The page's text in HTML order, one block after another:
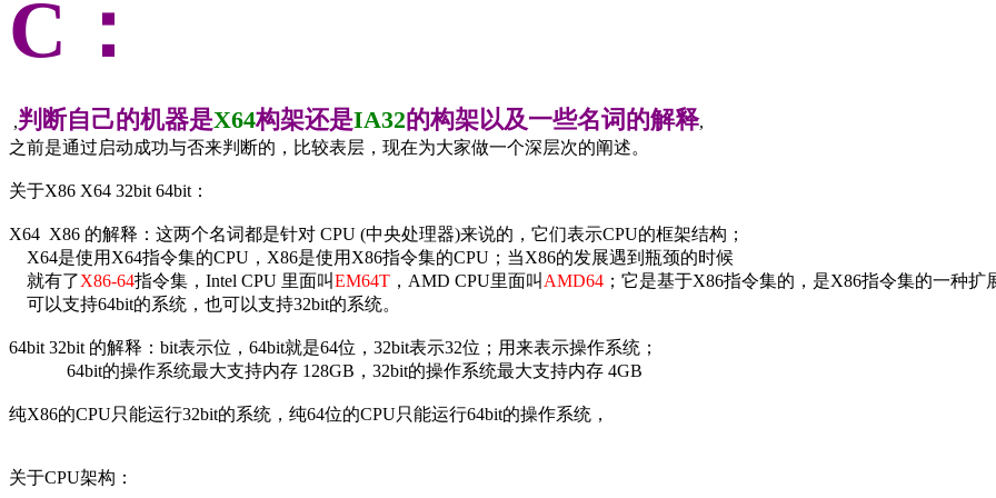
C ：
,判断自己的机器是X64构架还是IA32的构架以及一些名词的解释,
之前是通过启动成功与否来判断的，比较表层，现在为大家做一个深层次的阐述。
关于X86 X64 32bit 64bit：
X64 X86 的解释：这两个名词都是针对 CPU (中央处理器)来说的，它们表示CPU的框架结构；
X64是使用X64指令集的CPU，X86是使用X86指令集的CPU；当X86的发展遇到瓶颈的时候
就有了X86-64指令集，Intel CPU 里面叫EM64T ，AMD CPU里面叫 AMD64 ；它是基于X86指令集的，是X86指令集的一种扩
可以支持64bit的系统，也可以支持32bit的系统。
64bit 32bit 的解释：bit表示位，64bit就是64位，32bit表示32位；用来表示操作系统；
64bit的操作系统最大支持内存 128GB，32bit的操作系统最大支持内存 4GB
纯X86的CPU只能运行32bit的系统，纯64位的CPU只能运行64bit的操作系统，
关于CPU架构：